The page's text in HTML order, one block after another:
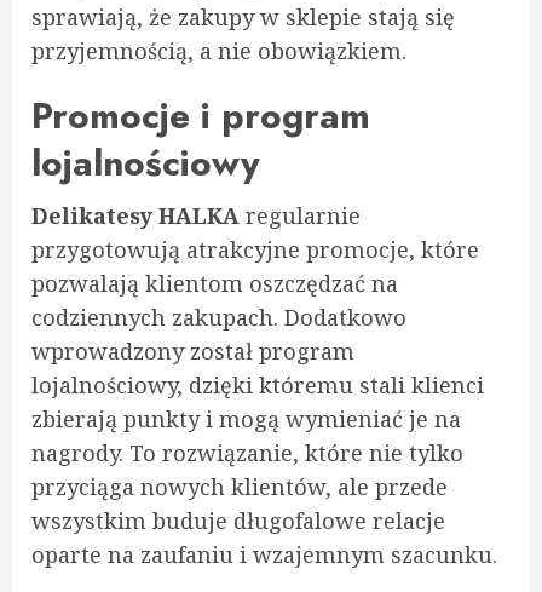
sprawiają, że zakupy w sklepie stają się
przyjemnością, a nie obowiązkiem.
Promocje i program
lojalnościowy
Delikatesy HALKA regularnie
przygotowują atrakcyjne promocje, które
pozwalają klientom oszczędzać na
codziennych zakupach. Dodatkowo
wprowadzony został program
lojalnościowy, dzięki któremu stali klienci
zbierają punkty i mogą wymieniać je na
nagrody. To rozwiązanie, które nie tylko
przyciąga nowych klientów, ale przede
wszystkim buduje długofalowe relacje
oparte na zaufaniu i wzajemnym szacunku.